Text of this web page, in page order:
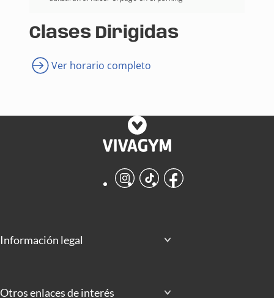
Clases Dirigidas
Ver horario completo
Instagram
TikTokFacebook
Información legal
Otros enlaces de interés